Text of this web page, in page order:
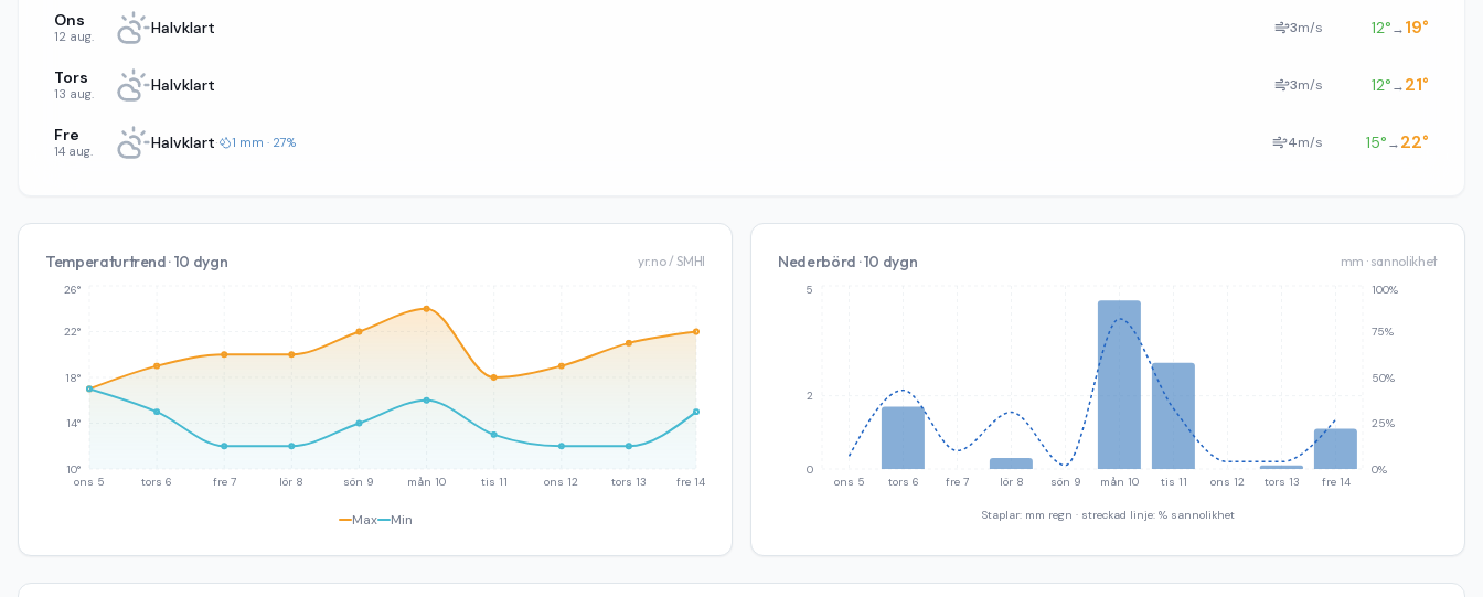
Ons
12 aug. Halvklart 3m/s 12°→19°
Tors
13 aug. Halvklart 3m/s 12°→21°
Fre
14 aug. Halvklart· 1 mm · 27% 4m/s 15°→22°
Temperaturtrend · 10 dygn yr.no / SMHI
ons 5 tors 6 fre 7 lör 8 sön 9 mån 10 tis 11 ons 12 tors 13 fre 14
10°
14°
18°
22°
26°
Max Min
Nederbörd · 10 dygn mm · sannolikhet
ons 5 tors 6 fre 7 lör 8 sön 9 mån 10 tis 11 ons 12 tors 13 fre 14
0
2
5
0%
25%
50%
75%
100%
Staplar: mm regn · streckad linje: % sannolikhet